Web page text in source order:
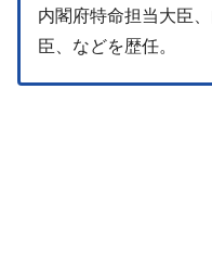
内閣府特命担当大臣
臣、などを歴任。